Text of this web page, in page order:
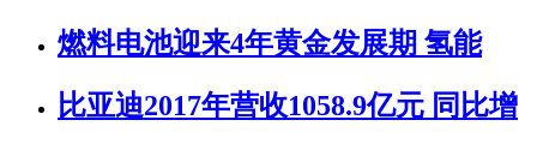
燃料电池迎来4年黄金发展期 氢能
比亚迪2017年营收1058.9亿元 同比增